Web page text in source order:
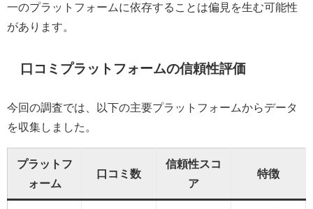
一のプラットフォームに依存することは偏見を生む可能性
があります。
口コミプラットフォームの信頼性評価
今回の調査では、以下の主要プラットフォームからデータ
を収集しました。
プラットフ
ォーム
口コミ数
信頼性スコ
ア
特徴